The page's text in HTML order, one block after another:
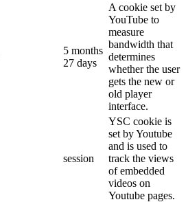
5 months
27 days
A cookie set by
YouTube to
measure
bandwidth that
determines
whether the user
gets the new or
old player
interface.
session
YSC cookie is
set by Youtube
and is used to
track the views
of embedded
videos on
Youtube pages.